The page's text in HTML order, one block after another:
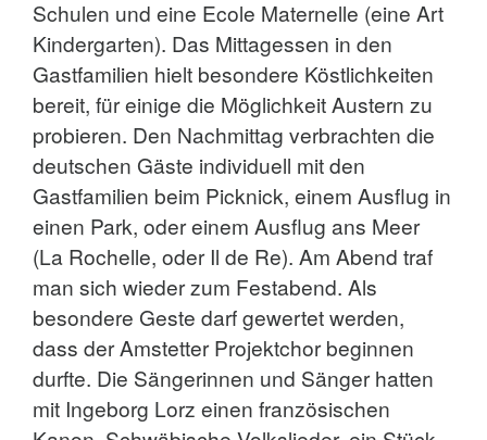
Schulen und eine Ecole Maternelle (eine Art
Kindergarten). Das Mittagessen in den
Gastfamilien hielt besondere Köstlichkeiten
bereit, für einige die Möglichkeit Austern zu
probieren. Den Nachmittag verbrachten die
deutschen Gäste individuell mit den
Gastfamilien beim Picknick, einem Ausflug in
einen Park, oder einem Ausflug ans Meer
(La Rochelle, oder Il de Re). Am Abend traf
man sich wieder zum Festabend. Als
besondere Geste darf gewertet werden,
dass der Amstetter Projektchor beginnen
durfte. Die Sängerinnen und Sänger hatten
mit Ingeborg Lorz einen französischen